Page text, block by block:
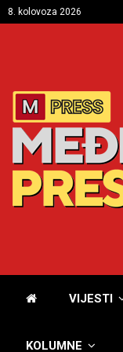
8. kolovoza 2026
VIJESTI
KOLUMNE